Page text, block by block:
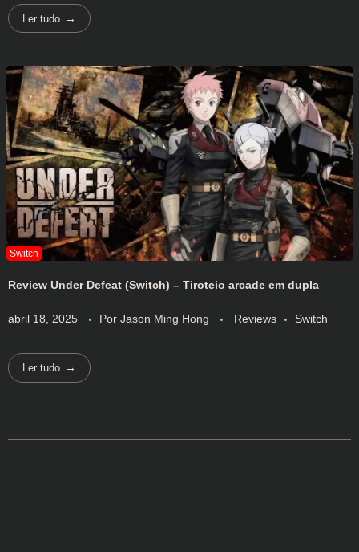
Ler tudo
Review Under Defeat (Switch) – Tiroteio arcade em dupla
abril 18, 2025 Por Jason Ming Hong Reviews Switch
Ler tudo